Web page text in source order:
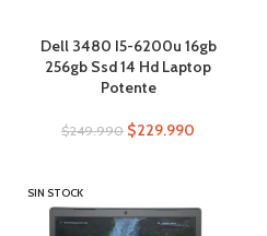
Dell 3480 I5-6200u 16gb
256gb Ssd 14 Hd Laptop
Potente
$249.990 $229.990
SIN STOCK